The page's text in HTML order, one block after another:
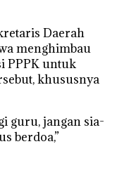
Daerah
menghimbau
PPPK untuk
khususnya
guru, jangan sia-
berdoa,”